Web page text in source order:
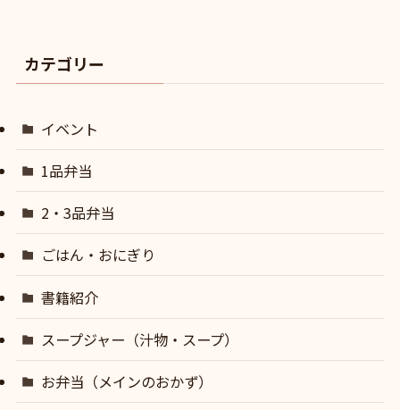
カテゴリー
イベント
1品弁当
2・3品弁当
ごはん・おにぎり
書籍紹介
スープジャー（汁物・スープ）
お弁当（メインのおかず）